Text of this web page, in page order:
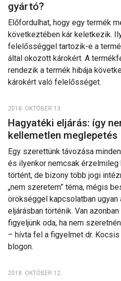
gyártó?
Előfordulhat, hogy egy termék
következtében kár keletkezik.
felelősséggel tartozik-e a
által okozott károkért. A
rendezik a termék hibája
károkért való felelősséget.
2018. OKTÓBER 13.
Hagyatéki eljárás: így
kellemetlen meglepetés
Egy szerettünk távozása
és ilyenkor nemcsak
történt, de bizony több jogi
„nem szeretem” téma, mégis
örökséggel kapcsolatban ugyan
eljárásban történik. Van
figyeljünk oda, ha nem
– hívta fel a figyelmet dr.
blogon.
2018. OKTÓBER 12.